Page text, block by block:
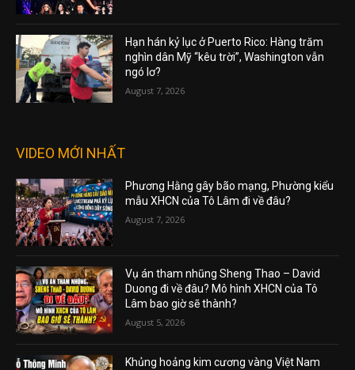
Hạn hán kỷ lục ở Puerto Rico: Hàng trăm
nghìn dân Mỹ “kêu trời”, Washington vẫn
ngó lơ?
August 7, 2026
VIDEO MỚI NHẤT
Phương Hằng gây bão mạng, Phường kiểu
mẫu XHCN của Tô Lâm đi về đâu?
August 7, 2026
Vụ án tham nhũng Sheng Thao – David
Duong đi về đâu? Mô hình XHCN của Tô
Lâm bao giờ sẽ thành?
August 5, 2026
Khủng hoảng kim cương vàng Việt Nam